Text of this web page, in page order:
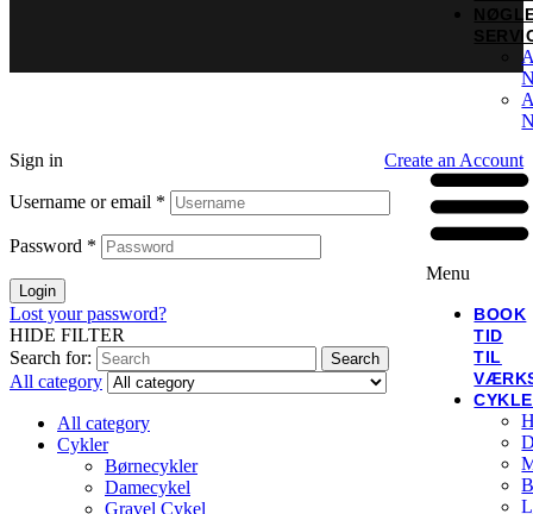
Menu
BOOK
TID
TIL
Sign in Create an Account
Username or email *
Password *
Login
Lost your password?
HIDE FILTER
Search for:
Search
All category
All category
Cykler
Børnecykler
Damecykel
Gravel Cykel